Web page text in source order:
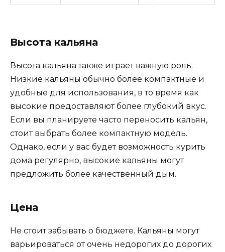
Высота кальяна
Высота кальяна также играет важную роль.
Низкие кальяны обычно более компактные и
удобные для использования, в то время как
высокие предоставляют более глубокий вкус.
Если вы планируете часто переносить кальян,
стоит выбрать более компактную модель.
Однако, если у вас будет возможность курить
дома регулярно, высокие кальяны могут
предложить более качественный дым.
Цена
Не стоит забывать о бюджете. Кальяны могут
варьироваться от очень недорогих до дорогих